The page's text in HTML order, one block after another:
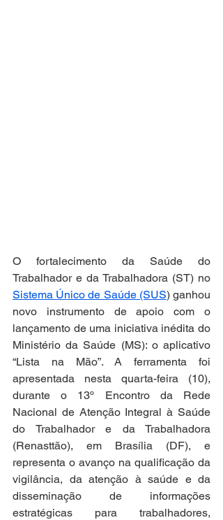
O fortalecimento da Saúde do
Sistema Único de Saúde (SUS) ganhou
novo instrumento de apoio com o
lançamento de uma iniciativa inédita do
Ministério da Saúde (MS): o aplicativo
“Lista na Mão”. A ferramenta foi
apresentada nesta quarta-feira (10),
durante o 13º Encontro da Rede
Nacional de Atenção Integral à Saúde
do Trabalhador e da Trabalhadora
(Renasttão), em Brasília (DF), e
representa o avanço na qualificação da
vigilância, da atenção à saúde e da
disseminação de informações
estratégicas para trabalhadores,